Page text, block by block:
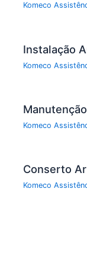
Komeco
Instalação
Komeco
Komeco
Conserto
Komeco